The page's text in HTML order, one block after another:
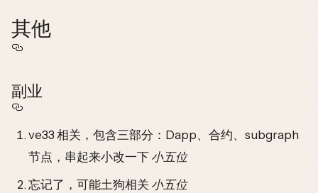
其他
副业
ve33 相关，包含三部分：Dapp、合约、subgraph
节点，串起来小改一下 小五位
忘记了，可能土狗相关 小五位